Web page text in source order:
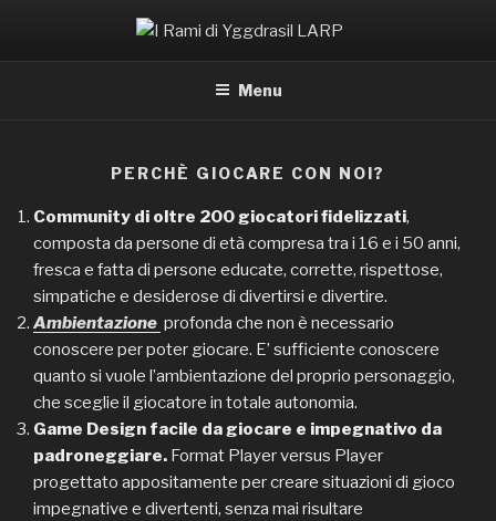
contenuto
I RAMI DI YGGDRASIL LARP
Menu
PERCHÈ GIOCARE CON NOI?
Community di oltre 200 giocatori fidelizzati,
composta da persone di età compresa tra i 16 e i 50 anni,
fresca e fatta di persone educate, corrette, rispettose,
simpatiche e desiderose di divertirsi e divertire.
Ambientazione profonda che non è necessario
conoscere per poter giocare. E’ sufficiente conoscere
quanto si vuole l’ambientazione del proprio personaggio,
che sceglie il giocatore in totale autonomia.
Game Design facile da giocare e impegnativo da
padroneggiare. Format Player versus Player
progettato appositamente per creare situazioni di gioco
impegnative e divertenti, senza mai risultare